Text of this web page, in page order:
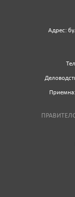
Адрес: